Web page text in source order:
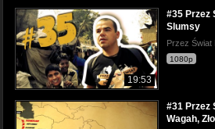
19:53
#35 Przez
Slumsy
Przez Świat
1080p
#31 Przez
Wagah,